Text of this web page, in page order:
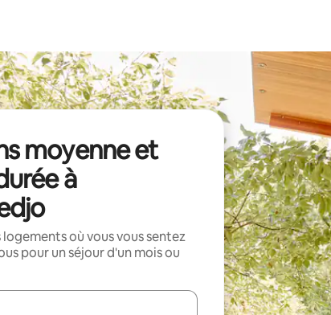
moyenne et
à
où vous vous sentez
pour un séjour d'un mois ou